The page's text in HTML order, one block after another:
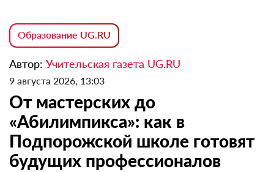
Образование UG.RU
Автор: Учительская газета UG.RU
9 августа 2026, 13:03
От мастерских до
«Абилимпикса»: как в
Подпорожской школе готовят
будущих профессионалов